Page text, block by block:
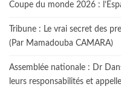
Coupe du monde 2026 :
Tribune : Le vrai secret des
(Par Mamadouba CAMARA)
Assemblée nationale : Dr
leurs responsabilités et